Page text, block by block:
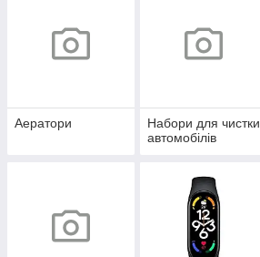
Аератори
Набори для чистки
автомобілів